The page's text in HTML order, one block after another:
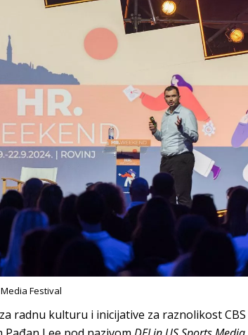
Festival
radnu kulturu i inicijative za raznolikost CBS